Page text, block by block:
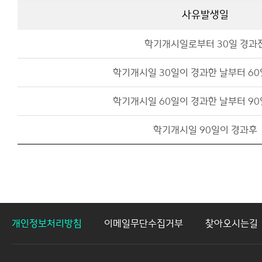
사유발생일
학기개시일로부터 30일 경과
학기개시일 30일이 경과한 날부터 60
학기개시일 60일이 경과한 날부터 90
학기개시일 90일이 경과후
개인정보처리방침 이메일무단수집거부 찾아오시는길